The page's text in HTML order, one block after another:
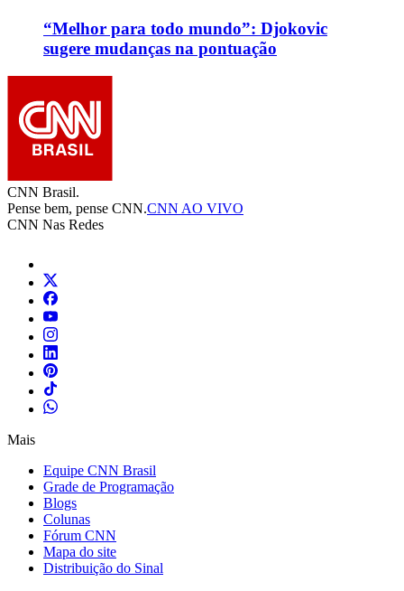
“Melhor para todo mundo”: Djokovic
sugere mudanças na pontuação
CNN Brasil.
Pense bem, pense CNN.CNN AO VIVO
CNN Nas Redes
Mais
Equipe CNN Brasil
Grade de Programação
Blogs
Colunas
Fórum CNN
Mapa do site
Distribuição do Sinal